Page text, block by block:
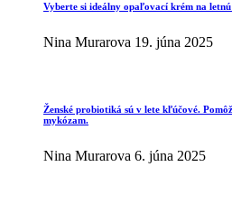
Vyberte si ideálny opaľovací krém na
Nina Murarova 19. júna 2025
Ženské probiotiká sú v lete kľúčové.
mykózam.
Nina Murarova 6. júna 2025